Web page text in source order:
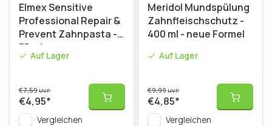
Elmex Sensitive
Professional Repair &
Prevent Zahnpasta -
75 ml
Auf Lager
€7,59UVP
€4,95*
Vergleichen
Meridol Mundspülung
Zahnfleischschutz -
400 ml - neue Formel
Auf Lager
€9,99UVP
€4,85*
Vergleichen